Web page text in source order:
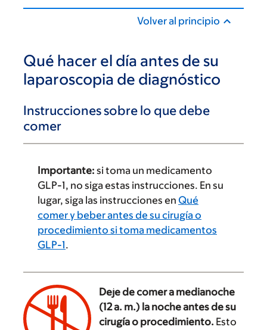
Volver al principio
Qué hacer el día antes de su
laparoscopia de diagnóstico
Instrucciones sobre lo que debe
comer
Importante: si toma un medicamento
GLP-1, no siga estas instrucciones. En su
lugar, siga las instrucciones en Qué
comer y beber antes de su cirugía o
procedimiento si toma medicamentos
GLP-1.
Deje de comer a medianoche
(12 a. m.) la noche antes de su
cirugía o procedimiento. Esto